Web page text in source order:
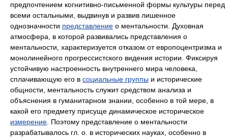
предпочтением когнитивно-письменной формы культуры перед
всеми остальными, выдвинув и развив лишенное
однозначности представление о ментальности. Духовная
атмосфера, в которой развивались представления о
ментальности, характеризуется отказом от европоцентризма и
монолинейного прогрессистского видения истории. Фиксируя
устойчивую настроенность внутреннего мира человека,
сплачивающую его в социальные группы и исторические
общности, ментальность служит средством анализа и
объяснения в гуманитарном знании, особенно в той мере, в
какой его предмету присуще динамическое историческое
измерение . Поэтому представление о ментальности
разрабатывалось гл. о. в исторических науках, особенно в